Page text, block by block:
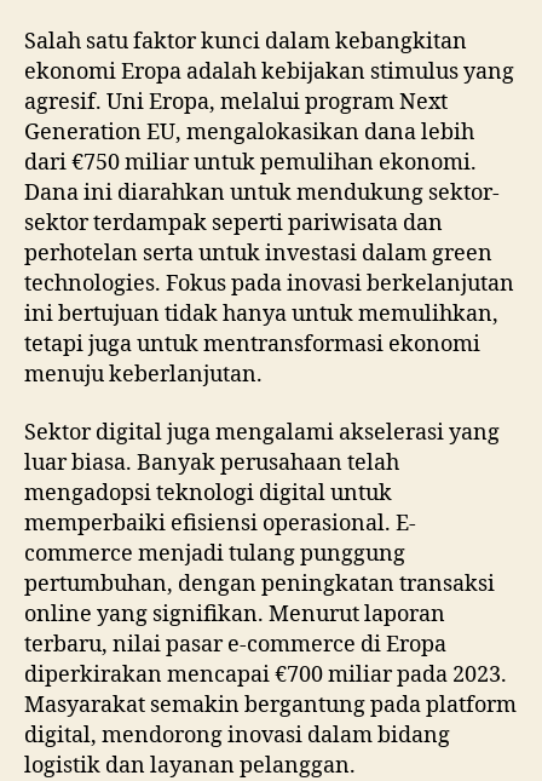
Salah satu faktor kunci dalam kebangkitan
ekonomi Eropa adalah kebijakan stimulus yang
agresif. Uni Eropa, melalui program Next
Generation EU, mengalokasikan dana lebih
dari €750 miliar untuk pemulihan ekonomi.
Dana ini diarahkan untuk mendukung sektor-
sektor terdampak seperti pariwisata dan
perhotelan serta untuk investasi dalam green
technologies. Fokus pada inovasi berkelanjutan
ini bertujuan tidak hanya untuk memulihkan,
tetapi juga untuk mentransformasi ekonomi
menuju keberlanjutan.
Sektor digital juga mengalami akselerasi yang
luar biasa. Banyak perusahaan telah
mengadopsi teknologi digital untuk
memperbaiki efisiensi operasional. E-
commerce menjadi tulang punggung
pertumbuhan, dengan peningkatan transaksi
online yang signifikan. Menurut laporan
terbaru, nilai pasar e-commerce di Eropa
diperkirakan mencapai €700 miliar pada 2023.
Masyarakat semakin bergantung pada platform
digital, mendorong inovasi dalam bidang
logistik dan layanan pelanggan.